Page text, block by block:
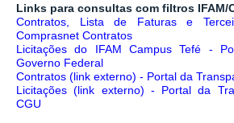
Links para consultas com filtros IFAM/
Contratos, Lista de Faturas e
Comprasnet Contratos
Licitações do IFAM Campus Tefé -
Governo Federal
Contratos (link externo) - Portal da
Licitações (link externo) - Portal da
CGU